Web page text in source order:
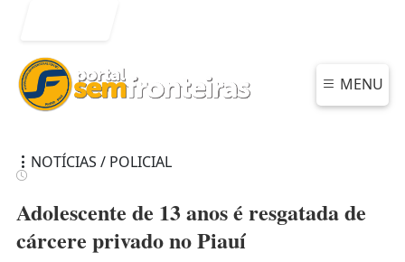
MENU
NOTÍCIAS / POLICIAL
Adolescente de 13 anos é resgatada de
cárcere privado no Piauí